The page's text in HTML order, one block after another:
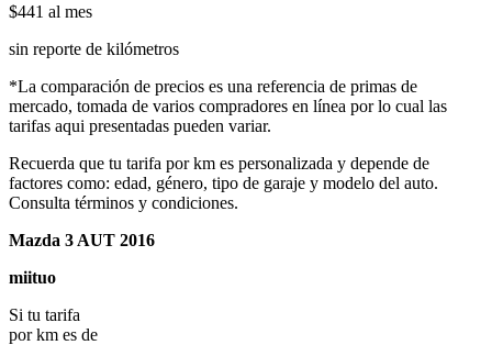
$441 al mes
sin reporte de kilómetros
*La comparación de precios es una referencia de primas de
mercado, tomada de varios compradores en línea por lo cual las
tarifas aqui presentadas pueden variar.
Recuerda que tu tarifa por km es personalizada y depende de
factores como: edad, género, tipo de garaje y modelo del auto.
Consulta términos y condiciones.
Mazda 3 AUT 2016
miituo
Si tu tarifa
por km es de